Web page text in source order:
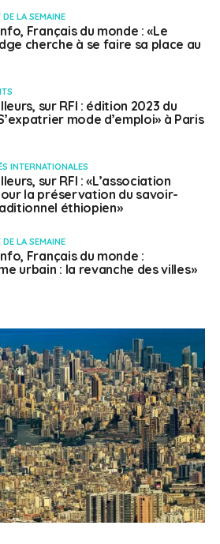
LA SEMAINE
Français du monde : «Le
cherche à se faire sa place au
sur RFI : édition 2023 du
mode d’emploi» à Paris
INTERNATIONALES
sur RFI : «L’association
la préservation du savoir-
éthiopien»
LA SEMAINE
Français du monde :
urbain : la revanche des villes»